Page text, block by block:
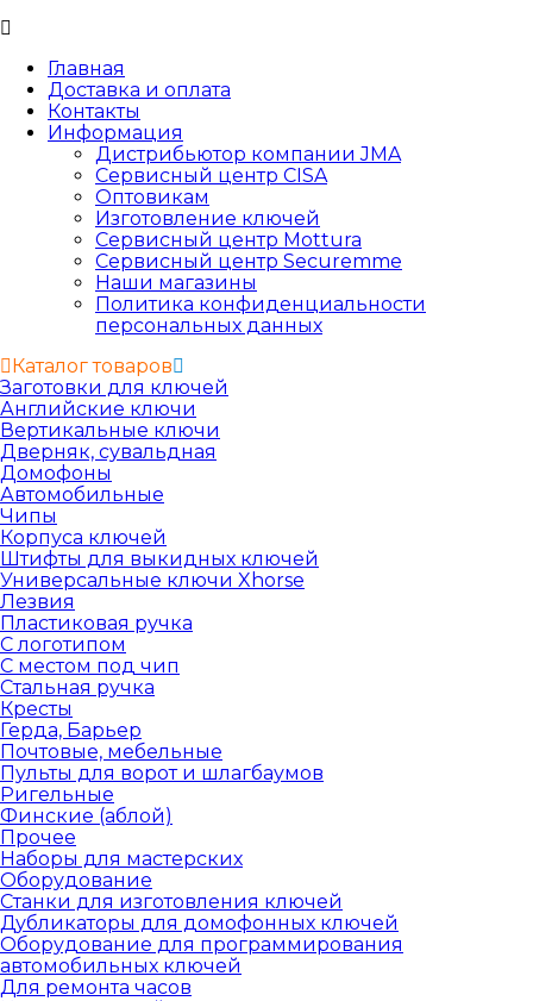
Главная
Доставка и оплата
Контакты
Информация
Дистрибьютор компании JMA
Сервисный центр CISA
Оптовикам
Изготовление ключей
Сервисный центр Mottura
Сервисный центр Securemme
Наши магазины
Политика конфиденциальности
персональных данных
Каталог товаров
Заготовки для ключей
Английские ключи
Вертикальные ключи
Дверняк, сувальдная
Домофоны
Автомобильные
Чипы
Корпуса ключей
Штифты для выкидных ключей
Универсальные ключи Xhorse
Лезвия
Пластиковая ручка
С логотипом
С местом под чип
Стальная ручка
Кресты
Герда, Барьер
Почтовые, мебельные
Пульты для ворот и шлагбаумов
Ригельные
Финские (аблой)
Прочее
Наборы для мастерских
Оборудование
Станки для изготовления ключей
Дубликаторы для домофонных ключей
Оборудование для программирования
автомобильных ключей
Для ремонта часов